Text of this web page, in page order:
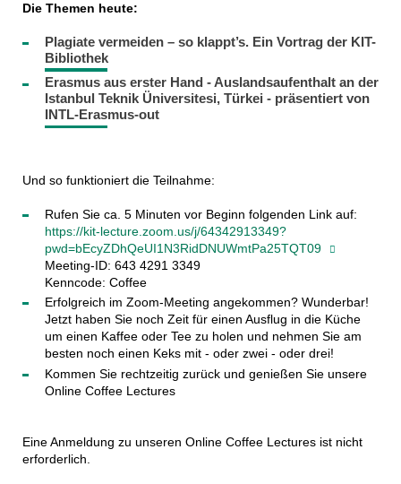
Die Themen heute:
Plagiate vermeiden – so klappt’s. Ein Vortrag der KIT-
Bibliothek
Erasmus aus erster Hand - Auslandsaufenthalt an der
Istanbul Teknik Üniversitesi, Türkei - präsentiert von
INTL-Erasmus-out
Und so funktioniert die Teilnahme:
Rufen Sie ca. 5 Minuten vor Beginn folgenden Link auf:
https://kit-lecture.zoom.us/j/64342913349?
pwd=bEcyZDhQeUI1N3RidDNUWmtPa25TQT09
Meeting-ID: 643 4291 3349
Kenncode: Coffee
Erfolgreich im Zoom-Meeting angekommen? Wunderbar!
Jetzt haben Sie noch Zeit für einen Ausflug in die Küche
um einen Kaffee oder Tee zu holen und nehmen Sie am
besten noch einen Keks mit - oder zwei - oder drei!
Kommen Sie rechtzeitig zurück und genießen Sie unsere
Online Coffee Lectures
Eine Anmeldung zu unseren Online Coffee Lectures ist nicht
erforderlich.